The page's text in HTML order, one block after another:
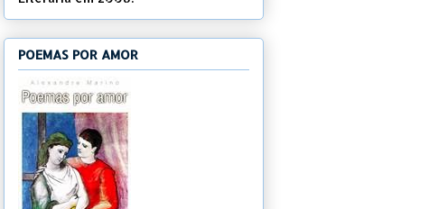
POEMAS POR AMOR